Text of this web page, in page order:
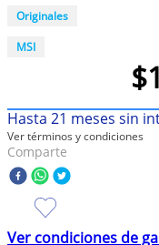
iOS 16 ofrece
Originales
MSI
$
Hasta 21 meses sin
Ver términos y condiciones
Comparte
Ver condiciones de